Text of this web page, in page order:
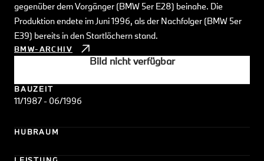
gegenüber dem Vorgänger (BMW 5er E28) beinahe. Die
Produktion endete im Juni 1996, als der Nachfolger (BMW 5er
E39) bereits in den Startlöchern stand.
BMW-ARCHIV
Bild nicht verfügbar
BAUZEIT
11/1987 - 06/1996
HUBRAUM